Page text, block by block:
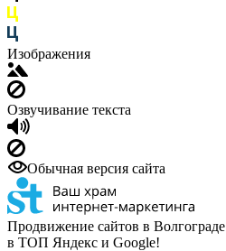
Изображения
Озвучивание текста
Обычная версия сайта
Продвижение сайтов в Волгограде
в ТОП Яндекс и Google!